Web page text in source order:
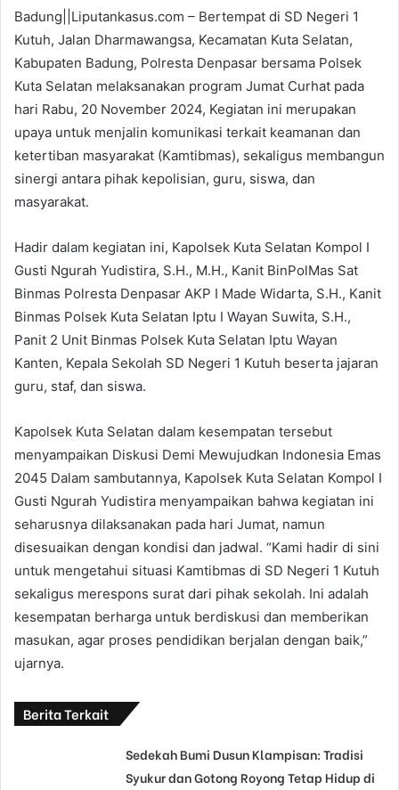
Badung||Liputankasus.com – Bertempat di SD Negeri 1
Kutuh, Jalan Dharmawangsa, Kecamatan Kuta Selatan,
Kabupaten Badung, Polresta Denpasar bersama Polsek
Kuta Selatan melaksanakan program Jumat Curhat pada
hari Rabu, 20 November 2024, Kegiatan ini merupakan
upaya untuk menjalin komunikasi terkait keamanan dan
ketertiban masyarakat (Kamtibmas), sekaligus membangun
sinergi antara pihak kepolisian, guru, siswa, dan
masyarakat.
Hadir dalam kegiatan ini, Kapolsek Kuta Selatan Kompol I
Gusti Ngurah Yudistira, S.H., M.H., Kanit BinPolMas Sat
Binmas Polresta Denpasar AKP I Made Widarta, S.H., Kanit
Binmas Polsek Kuta Selatan Iptu I Wayan Suwita, S.H.,
Panit 2 Unit Binmas Polsek Kuta Selatan Iptu Wayan
Kanten, Kepala Sekolah SD Negeri 1 Kutuh beserta jajaran
guru, staf, dan siswa.
Kapolsek Kuta Selatan dalam kesempatan tersebut
menyampaikan Diskusi Demi Mewujudkan Indonesia Emas
2045 Dalam sambutannya, Kapolsek Kuta Selatan Kompol I
Gusti Ngurah Yudistira menyampaikan bahwa kegiatan ini
seharusnya dilaksanakan pada hari Jumat, namun
disesuaikan dengan kondisi dan jadwal. “Kami hadir di sini
untuk mengetahui situasi Kamtibmas di SD Negeri 1 Kutuh
sekaligus merespons surat dari pihak sekolah. Ini adalah
kesempatan berharga untuk berdiskusi dan memberikan
masukan, agar proses pendidikan berjalan dengan baik,”
ujarnya.
Berita Terkait
Sedekah Bumi Dusun Klampisan: Tradisi
Syukur dan Gotong Royong Tetap Hidup di